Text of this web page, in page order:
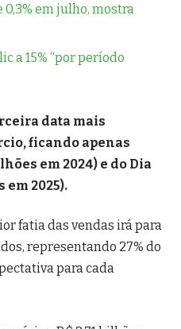
0,3% em julho, mostra
a 15% “por período
data mais
ficando apenas
em 2024) e do Dia
em 2025).
fatia das vendas irá para
representando 27% do
para cada